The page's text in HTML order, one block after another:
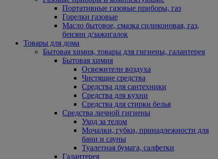
Портативные газовые приборы, газ
Горелки газовые
Масло бытовое, смазка силиконовая, газ,
бензин д/зажигалок
Товары для дома
Бытовая химия, товары для гигиены, галантерея
Бытовая химия
Освежители воздуха
Чистящие средства
Средства для сантехники
Средства для кухни
Средства для стирки белья
Средства личной гигиены
Уход за телом
Мочалки, губки, принадлежности для
бани и сауны
Туалетная бумага, салфетки
Галантерея